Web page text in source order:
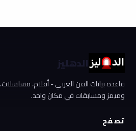
الدهليز
قاعدة بيانات الفن العربي - أفلام، مسلسلات،
وميمز ومسابقات في مكان واحد.
تصفح